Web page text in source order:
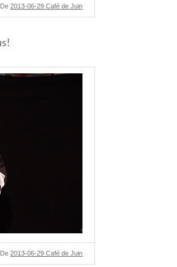
De2013-06-29 Café de Juin
De2013-06-29 Café de Juin